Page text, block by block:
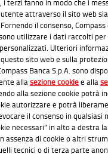
TRASPARENTI
Banca del Gruppo Monte dei
- Tutti i diritti riservati -
promozionale. Per le
disponibili presso le Filiali
i terzi fanno in modo che i
attraverso il sito web
il consenso,
utilizzare i dati raccolti
Ulteriori
sito web e sulla
Banca S.p.A. sono
allasezione cookiee alla
alla sezione cookie potrà
autorizzare e potrà
il consenso in qualsiasi
necessari” in alto a destra
assenza di cookie o altri
tecnici o di terza parte